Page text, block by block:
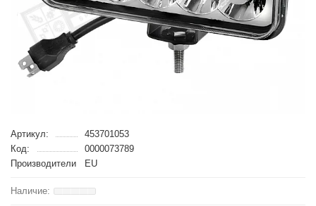
Артикул:
453701053
Код:
0000073789
Производители
EU